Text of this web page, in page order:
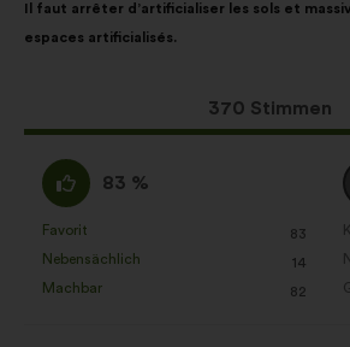
des
Vorschlags:
Il faut arrêter d’artificialiser les sols et
espaces artificialisés.
Dieser
Vorschlag
370 Stimmen
folgender
Aufteilung:
Ich
stimme
zu
:
83 %
Favorit
: 83
mal
Nebensächlich
: 14
mal
Machbar
: 82
mal
:
:
:
: